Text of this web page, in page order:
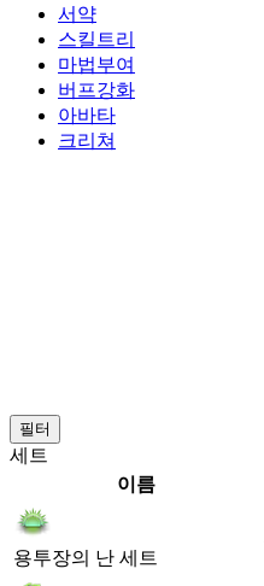
서약
스킬트리
마법부여
버프강화
아바타
크리쳐
필터
세트
이름
용투장의 난 세트